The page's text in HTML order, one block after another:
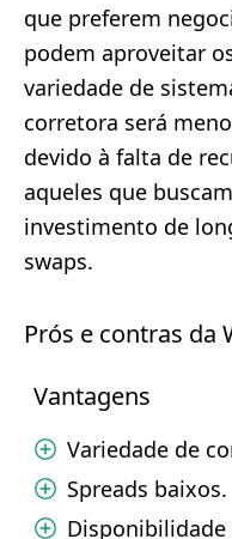
que preferem
podem aproveitar
variedade de
corretora será
devido à falta de
aqueles que
investimento de
swaps.
Prós e contras da
Vantagens
Variedade de
Spreads baixos.